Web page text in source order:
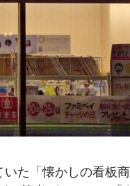
た「懐かしの看板